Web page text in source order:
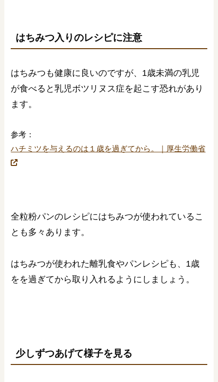
はちみつ入りのレシピに注意
はちみつも健康に良いのですが、1歳未満の乳児
が食べると乳児ボツリヌス症を起こす恐れがあり
ます。
参考：
ハチミツを与えるのは１歳を過ぎてから。｜厚生労働省
全粒粉パンのレシピにはちみつが使われているこ
とも多々あります。
はちみつが使われた離乳食やパンレシピも、1歳
をを過ぎてから取り入れるようにしましょう。
少しずつあげて様子を見る